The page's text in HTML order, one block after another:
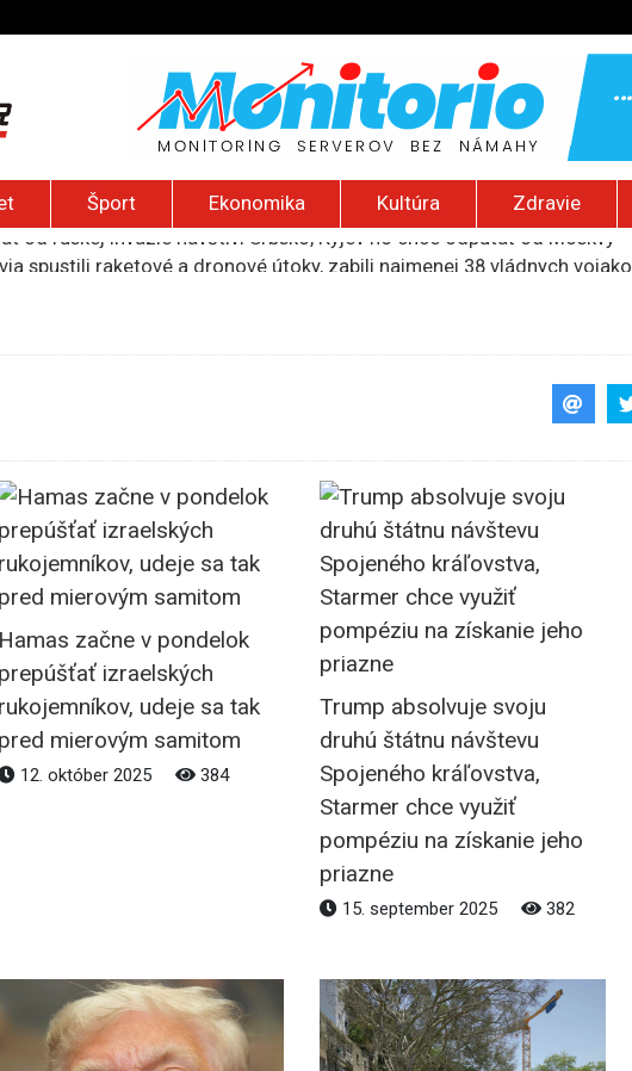
Šport Ekonomika Kultúra Zdravie
spustili raketové a dronové útoky, zabili najmenej 38 vládnych vojakov
Hamas začne v pondelok
prepúšťať izraelských
rukojemníkov, udeje sa tak
pred mierovým samitom
12. október 2025 384
Trump absolvuje svoju
druhú štátnu návštevu
Spojeného kráľovstva,
Starmer chce využiť
pompéziu na získanie jeho
priazne
15. september 2025 382